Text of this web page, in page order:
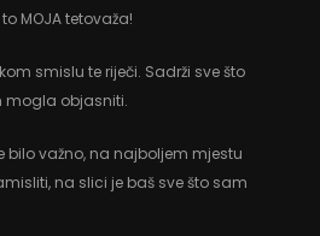
MOJA tetovaža!
smislu te riječi. Sadrži sve što
mogla objasniti.
bilo važno, na najboljem mjestu
na slici je baš sve što sam